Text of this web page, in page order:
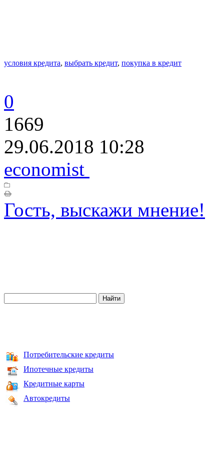
условия кредита, выбрать кредит, покупка в кредит
0
1669
29.06.2018 10:28
economist
Гость, выскажи мнение!
Потребительские кредиты
Ипотечные кредиты
Кредитные карты
Автокредиты